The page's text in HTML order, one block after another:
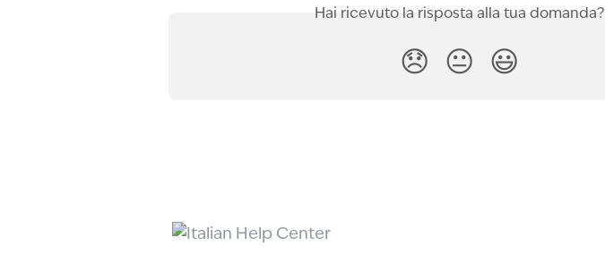
Hai ricevuto la risposta alla tua domanda?
😞 😐 😃